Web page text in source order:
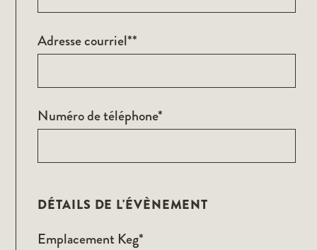
Adresse courriel**
Numéro de téléphone*
DÉTAILS DE L'ÉVÈNEMENT
Emplacement Keg*